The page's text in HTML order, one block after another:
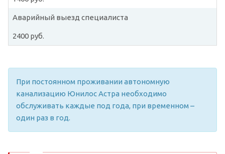
Аварийный выезд специалиста
2400 руб.
При постоянном проживании автономную
канализацию Юнилос Астра необходимо
обслуживать каждые под года, при временном –
один раз в год.